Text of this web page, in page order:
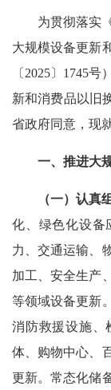
为贯彻落实
大规模设备更新
〔2025〕1745
新和消费品以旧
省政府同意，现
一、推进大
（一）认真
化、绿色化设备
力、交通运输、
加工、安全生产
等领域设备更新
消防救援设施、
体、购物中心、
更新。常态化储